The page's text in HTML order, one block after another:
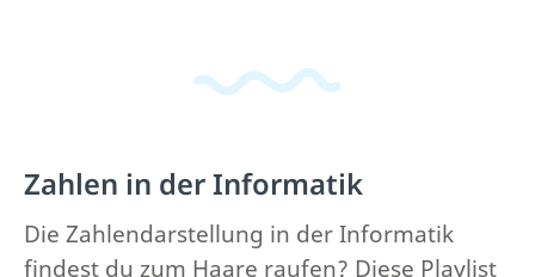
Zahlen in der Informatik
Die Zahlendarstellung in der Informatik
findest du zum Haare raufen? Diese Playlist